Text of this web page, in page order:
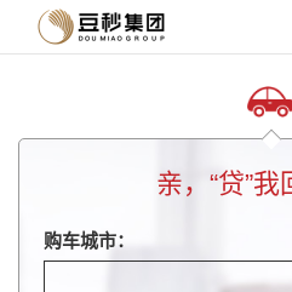
亲，“贷”我
购车城市：